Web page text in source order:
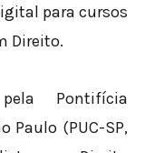
para cursos
Direito.
Pontifícia
Paulo (PUC-SP,